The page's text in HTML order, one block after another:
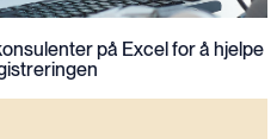
på Excel for å hjelpe